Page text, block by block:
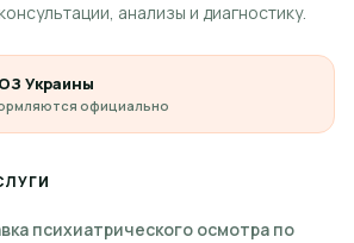
анализы и диагностику.
Украины
официально
психиатрического осмотра по